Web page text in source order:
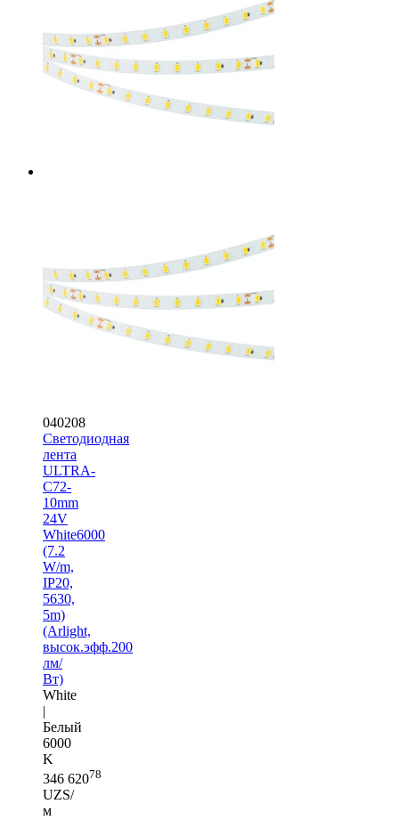
040208
Светодиодная
лента
ULTRA-
C72-
10mm
24V
White6000
(7.2
W/m,
IP20,
5630,
5m)
(Arlight,
высок.эфф.200
лм/
Вт)
White
|
Белый
6000
K
346 62078
UZS/
м